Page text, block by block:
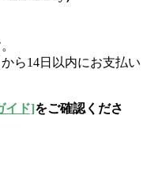
ら14日以内にお支払い
イド]をご確認くださ